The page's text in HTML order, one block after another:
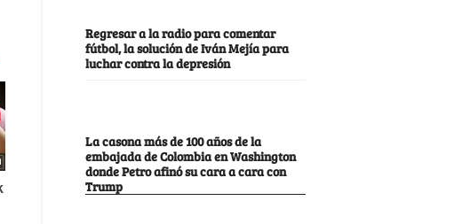
Regresar a la radio para comentar
fútbol, la solución de Iván Mejía para
luchar contra la depresión
La casona más de 100 años de la
embajada de Colombia en Washington
donde Petro afinó su cara a cara con
Trump